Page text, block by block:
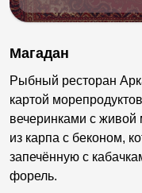
Магадан
Рыбный ресторан
картой
вечеринками с живой
из карпа с беконом,
запечённую с
форель.